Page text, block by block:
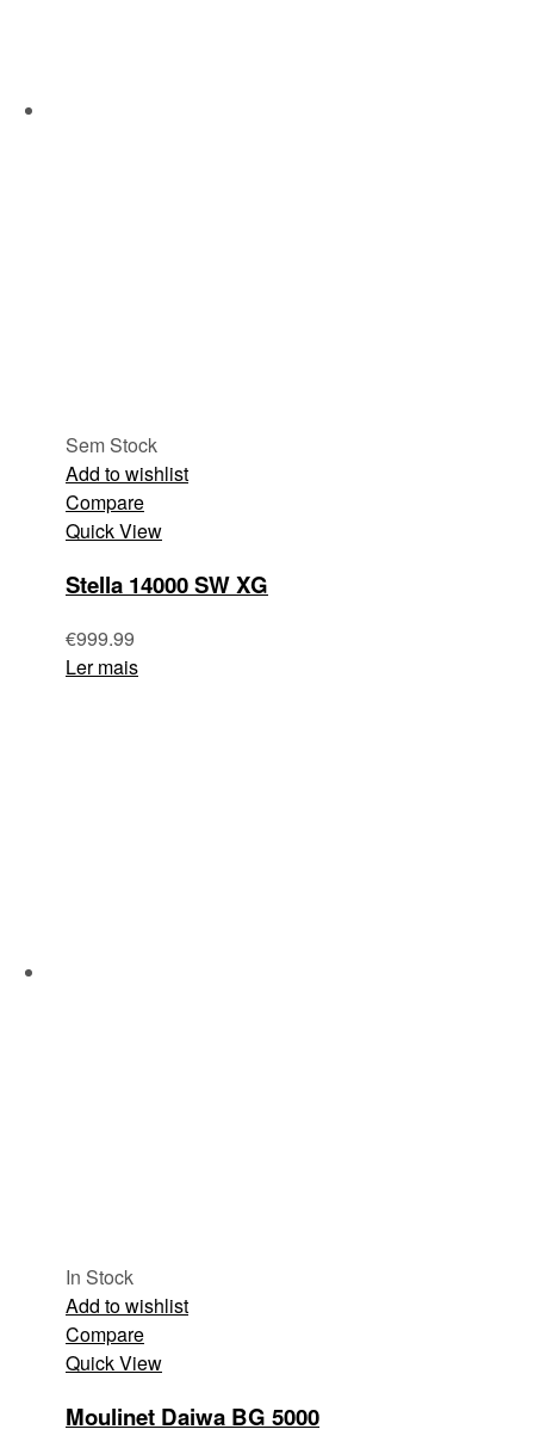
Sem Stock
Add to wishlist
Compare
Quick View
Stella 14000 SW XG
€999.99
Ler mais
In Stock
Add to wishlist
Compare
Quick View
Moulinet Daiwa BG 5000